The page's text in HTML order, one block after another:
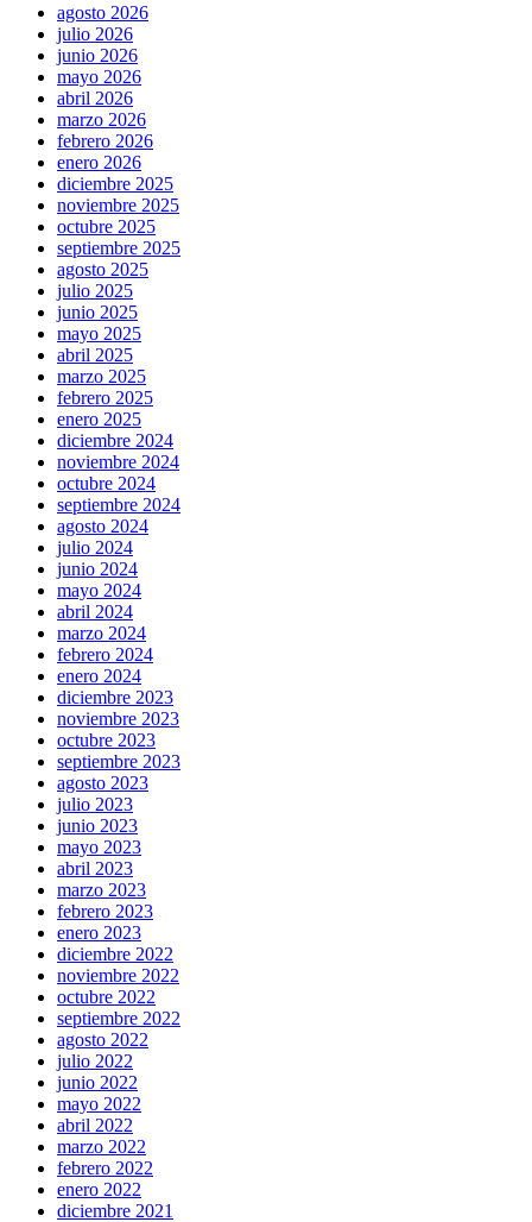
agosto 2026
julio 2026
junio 2026
mayo 2026
abril 2026
marzo 2026
febrero 2026
enero 2026
diciembre 2025
noviembre 2025
octubre 2025
septiembre 2025
agosto 2025
julio 2025
junio 2025
mayo 2025
abril 2025
marzo 2025
febrero 2025
enero 2025
diciembre 2024
noviembre 2024
octubre 2024
septiembre 2024
agosto 2024
julio 2024
junio 2024
mayo 2024
abril 2024
marzo 2024
febrero 2024
enero 2024
diciembre 2023
noviembre 2023
octubre 2023
septiembre 2023
agosto 2023
julio 2023
junio 2023
mayo 2023
abril 2023
marzo 2023
febrero 2023
enero 2023
diciembre 2022
noviembre 2022
octubre 2022
septiembre 2022
agosto 2022
julio 2022
junio 2022
mayo 2022
abril 2022
marzo 2022
febrero 2022
enero 2022
diciembre 2021